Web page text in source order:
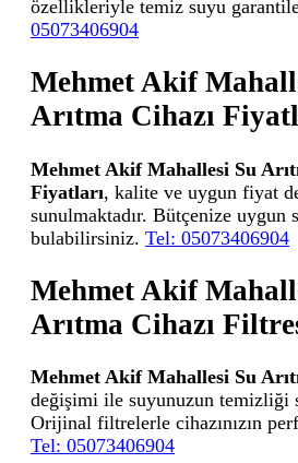
özellikleriyle temiz suyu
05073406904
Mehmet Akif
Arıtma Cihazı
Mehmet Akif Mahallesi Su
Fiyatları, kalite ve uygun fiyat
sunulmaktadır. Bütçenize uygun
bulabilirsiniz. Tel: 05073406904
Mehmet Akif
Arıtma Cihazı
Mehmet Akif Mahallesi Su
değişimi ile suyunuzun temizliği
Orijinal filtrelerle cihazınızın
Tel: 05073406904